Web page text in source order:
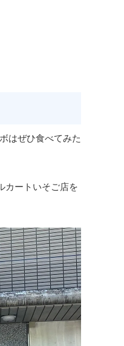
はぜひ食べてみた
カートいそご店を